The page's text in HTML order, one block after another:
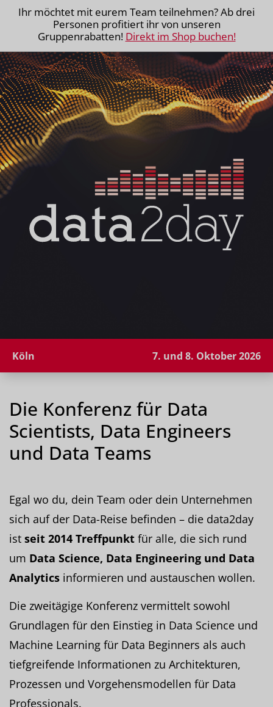
Ihr möchtet mit eurem Team teilnehmen? Ab drei
Personen profitiert ihr von unseren
Gruppenrabatten! Direkt im Shop buchen!
Köln 7. und 8. Oktober 2026
Die Konferenz für Data
Scientists, Data Engineers
und Data Teams
Egal wo du, dein Team oder dein Unternehmen
sich auf der Data-Reise befinden – die data2day
ist seit 2014 Treffpunkt für alle, die sich rund
um Data Science, Data Engineering und Data
Analytics informieren und austauschen wollen.
Die zweitägige Konferenz vermittelt sowohl
Grundlagen für den Einstieg in Data Science und
Machine Learning für Data Beginners als auch
tiefgreifende Informationen zu Architekturen,
Prozessen und Vorgehensmodellen für Data
Professionals.